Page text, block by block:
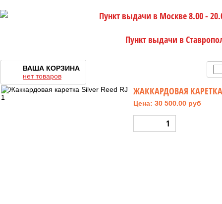
Пункт выдачи в Москве 8.00 -
Пункт выдачи в
ВАША КОРЗИНА
нет товаров
ЖАККАРДОВАЯ КАРЕТКА
Цена: 30 500.00 руб